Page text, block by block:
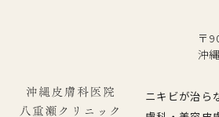
〒
沖
ニキビが治ら